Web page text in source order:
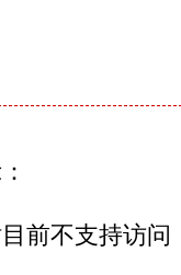
前不支持访